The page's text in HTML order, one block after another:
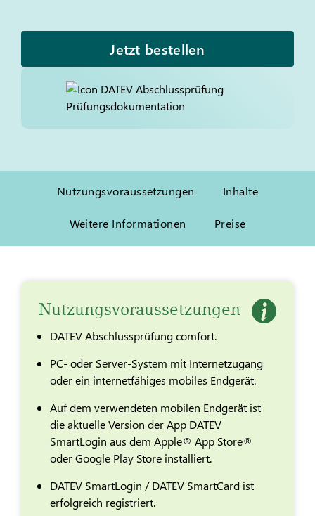
Jetzt bestellen
Nutzungsvoraussetzungen Inhalte
Weitere Informationen Preise
Nutzungsvoraussetzungen
DATEV Abschlussprüfung comfort.
PC- oder Server-System mit Internetzugang
oder ein internetfähiges mobiles Endgerät.
Auf dem verwendeten mobilen Endgerät ist
die aktuelle Version der App DATEV
SmartLogin aus dem Apple® App Store®
oder Google Play Store installiert.
DATEV SmartLogin / DATEV SmartCard ist
erfolgreich registriert.